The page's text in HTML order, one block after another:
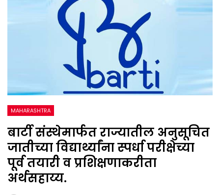
MAHARASHTRA
बार्टी संस्थेमार्फत राज्यातील अनुसूचित
जातीच्या विद्यार्थ्यांना स्पर्धा परीक्षेच्या
पूर्व तयारी व प्रशिक्षणाकरीता
अर्थसहाय्य.